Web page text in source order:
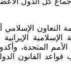
التعاون الإسلامي
الإسلامية
ميثاق الأمم المتحدة،
قواعد القانون